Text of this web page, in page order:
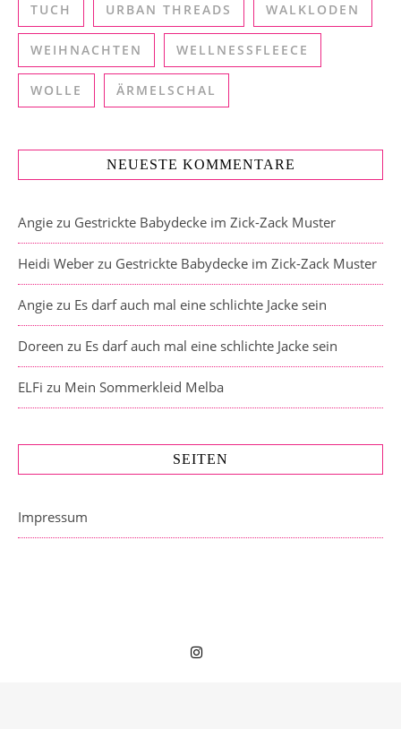
TUCH URBAN THREADS WALKLODEN
WEIHNACHTEN WELLNESSFLEECE
WOLLE ÄRMELSCHAL
NEUESTE KOMMENTARE
Angie zu Gestrickte Babydecke im Zick-Zack Muster
Heidi Weber zu Gestrickte Babydecke im Zick-Zack Muster
Angie zu Es darf auch mal eine schlichte Jacke sein
Doreen zu Es darf auch mal eine schlichte Jacke sein
ELFi zu Mein Sommerkleid Melba
SEITEN
Impressum